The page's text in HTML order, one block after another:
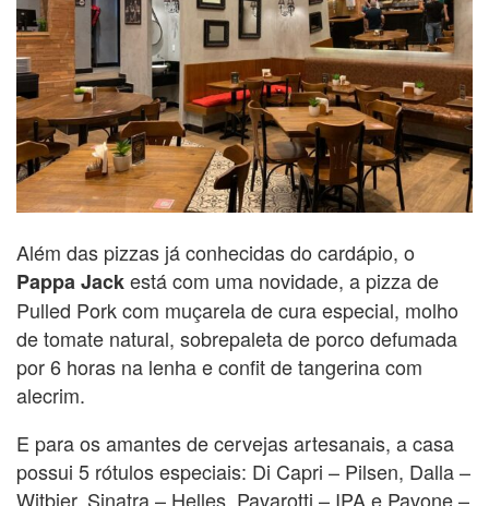
Além das pizzas já conhecidas do cardápio, o
Pappa Jackestá com uma novidade, a pizza de
Pulled Pork com muçarela de cura especial, molho
de tomate natural, sobrepaleta de porco defumada
por 6 horas na lenha e confit de tangerina com
alecrim.
E para os amantes de cervejas artesanais, a casa
possui 5 rótulos especiais: Di Capri – Pilsen, Dalla –
Witbier, Sinatra – Helles, Pavarotti – IPA e Pavone –